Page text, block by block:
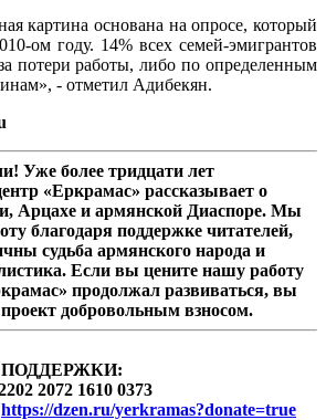
картина основана на опросе, который
ом году. 14% всех семей-эмигрантов
потери работы, либо по определенным
- отметил Адибекян.
Уже более тридцати лет
«Еркрамас» рассказывает о
Арцахе и армянской Диаспоре. Мы
благодаря поддержке читателей,
судьба армянского народа и
Если вы цените нашу работу
продолжал развиваться, вы
добровольным взносом.
2072 1610 0373
https://dzen.ru/yerkramas?donate=true